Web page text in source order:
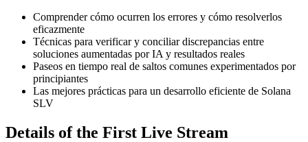
Comprender cómo ocurren los errores y cómo resolverlos
eficazmente
Técnicas para verificar y conciliar discrepancias entre
soluciones aumentadas por IA y resultados reales
Paseos en tiempo real de saltos comunes experimentados por
principiantes
Las mejores prácticas para un desarrollo eficiente de Solana
SLV
Details of the First Live Stream